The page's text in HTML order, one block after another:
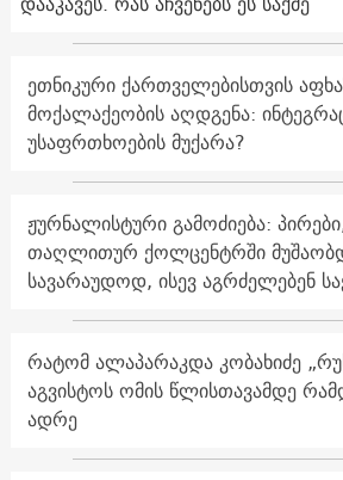
ეთნიკური ქართველებისთვის
მოქალაქეობის აღდგენა:
უსაფრთხოების მუქარა?
ჟურნალისტური გამოძიება:
თაღლითურ ქოლცენტრში
სავარაუდოდ, ისევ აგრძელებენ
რატომ ალაპარაკდა კობახიძე
აგვისტოს ომის წლისთავამდე
ადრე